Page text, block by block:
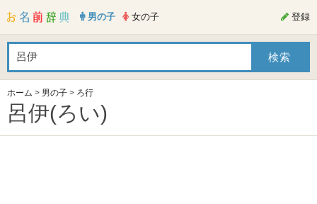
男の子 女の子 登録
ホーム > 男の子 > ろ行
呂伊(ろい)